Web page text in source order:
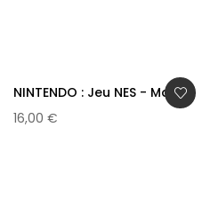
NINTENDO : Jeu NES - Mario...
16,00 €